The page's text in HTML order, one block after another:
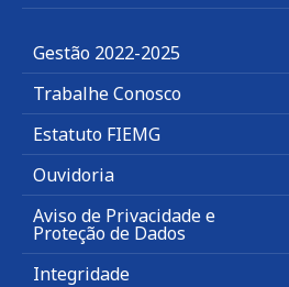
Gestão 2022-2025
Trabalhe Conosco
Estatuto FIEMG
Ouvidoria
Aviso de Privacidade e
Proteção de Dados
Integridade